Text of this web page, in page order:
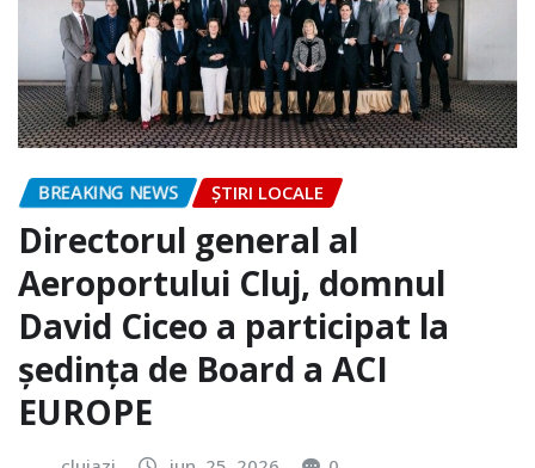
BREAKING NEWS ȘTIRI LOCALE
Directorul general al
Aeroportului Cluj, domnul
David Ciceo a participat la
ședința de Board a ACI
EUROPE